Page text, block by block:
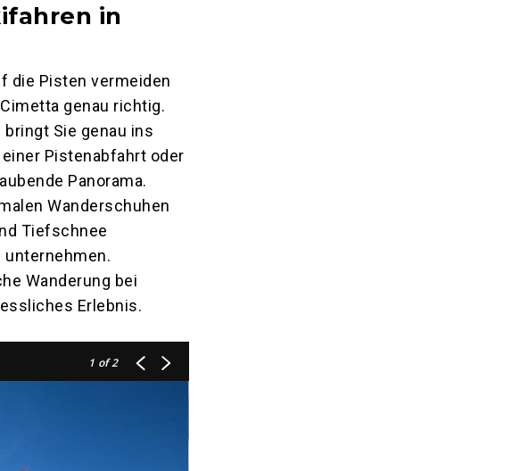
in
die Pisten vermeiden
genau richtig.
Sie genau ins
Pistenabfahrt oder
Panorama.
Wanderschuhen
Tiefschnee
Wanderung bei
Erlebnis.
1 of 2